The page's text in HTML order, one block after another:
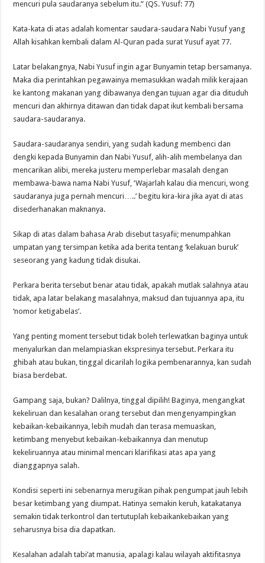
mencuri pula saudaranya sebelum itu.” (QS. Yusuf: 77)
Kata-kata di atas adalah komentar saudara-­saudara Nabi Yusuf yang
Allah kisahkan kembali dalam Al­-Quran pada surat Yusuf ayat 77.
Latar belakangnya, Nabi Yusuf ingin agar Bunyamin tetap bersamanya.
Maka dia perintahkan pegawainya memasukkan wadah milik kerajaan
ke kantong makanan yang dibawanya dengan tujuan agar dia dituduh
mencuri dan akhirnya ditawan dan tidak dapat ikut kembali bersama
saudara-saudaranya.
Saudara­-saudaranya sendiri, yang sudah kadung membenci dan
dengki kepada Bunyamin dan Nabi Yusuf, alih-­alih membelanya dan
mencarikan alibi, mereka justeru memperlebar masalah dengan
membawa-­bawa nama Nabi Yusuf, ‘Wajarlah kalau dia mencuri, wong
saudaranya juga pernah mencuri…..’ begitu kira-kira jika ayat di atas
disederhanakan maknanya.
Sikap di atas dalam bahasa Arab disebut tasyafii; menumpahkan
umpatan yang tersimpan ketika ada berita tentang ‘kelakuan buruk’
seseorang yang kadung tidak disukai.
Perkara berita tersebut benar atau tidak, apakah mutlak salahnya atau
tidak, apa latar belakang masalahnya, maksud dan tujuannya apa, itu
‘nomor ketigabelas’.
Yang penting moment tersebut tidak boleh terlewatkan baginya untuk
menyalurkan dan melampiaskan ekspresinya tersebut. Perkara itu
ghibah atau bukan, tinggal dicarilah logika pembenarannya, kan sudah
biasa berdebat.
Gampang saja, bukan? Dalilnya, tinggal dipilih! Baginya, mengangkat
kekeliruan dan kesalahan orang tersebut dan mengenyampingkan
kebaikan­-kebaikannya, lebih mudah dan terasa memuaskan,
ketimbang menyebut kebaikan-­kebaikannya dan menutup
kekeliruannya atau minimal mencari klarifikasi atas apa yang
dianggapnya salah.
Kondisi seperti ini sebenarnya merugikan pihak pengumpat jauh lebih
besar ketimbang yang diumpat. Hatinya semakin keruh, kata­katanya
semakin tidak terkontrol dan tertutuplah kebaikan­kebaikan yang
seharusnya bisa dia dapatkan.
Kesalahan adalah tabi’at manusia, apalagi kalau wilayah aktifitasnya